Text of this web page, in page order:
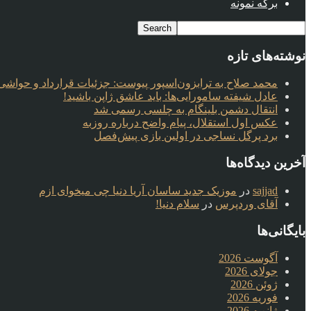
برگه نمونه
نوشته‌های تازه
محمد صلاح به ترابزون‌اسپور پیوست: جزئیات قرارداد و حواشی
عادل شیفته سامورایی‌ها: باید عاشق ژاپن باشید!
انتقال دشمن بلینگام به چلسی رسمی شد
عکس اول استقلال، پیام واضح درباره روزبه
برد پرگل نساجی در اولین بازی پیش‌فصل
آخرین دیدگاه‌ها
sajjad در موزیک جدید ساسان آریا دنیا چی میخوای ازم
آقای وردپرس در سلام دنیا!
بایگانی‌ها
آگوست 2026
جولای 2026
ژوئن 2026
فوریه 2026